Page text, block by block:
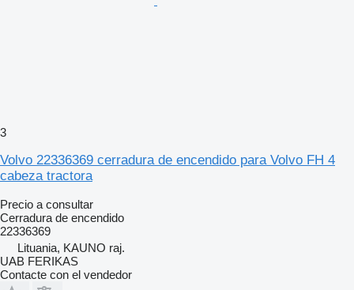
3
Volvo 22336369 cerradura de encendido para Volvo FH 4
cabeza tractora
Precio a consultar
Cerradura de encendido
22336369
Lituania, KAUNO raj.
UAB FERIKAS
Contacte con el vendedor